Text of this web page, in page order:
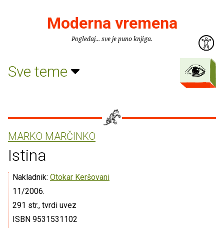
Moderna vremena
Pogledaj... sve je puno knjiga.
Sve teme
MARKO MARČINKO
Istina
Nakladnik: Otokar Keršovani
11/2006.
291 str., tvrdi uvez
ISBN 9531531102